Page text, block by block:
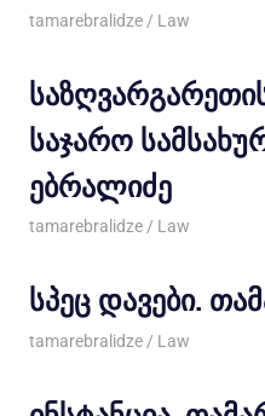
27/06/2013
tamarebralidze Law
საჯარო
ებრალიძე
27/06/2013
tamarebralidze Law
სპეც დავები.
27/06/2013
tamarebralidze Law